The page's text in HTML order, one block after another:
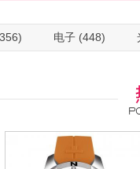
电子 (448)